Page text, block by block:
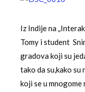
Iz Indije na
Tomy i student
gradova koji su
tako da su,kako
koji se u mnogome